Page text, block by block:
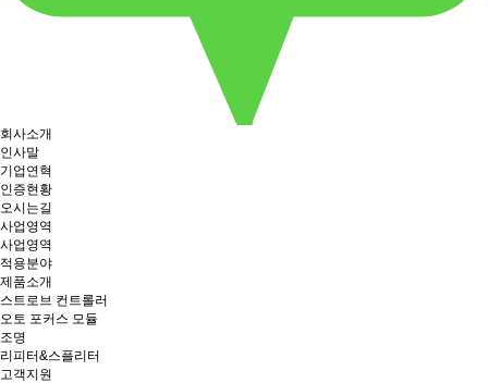
회사소개
인사말
기업연혁
인증현황
오시는길
사업영역
사업영역
적용분야
제품소개
스트로브 컨트롤러
오토 포커스 모듈
조명
리피터&스플리터
고객지원